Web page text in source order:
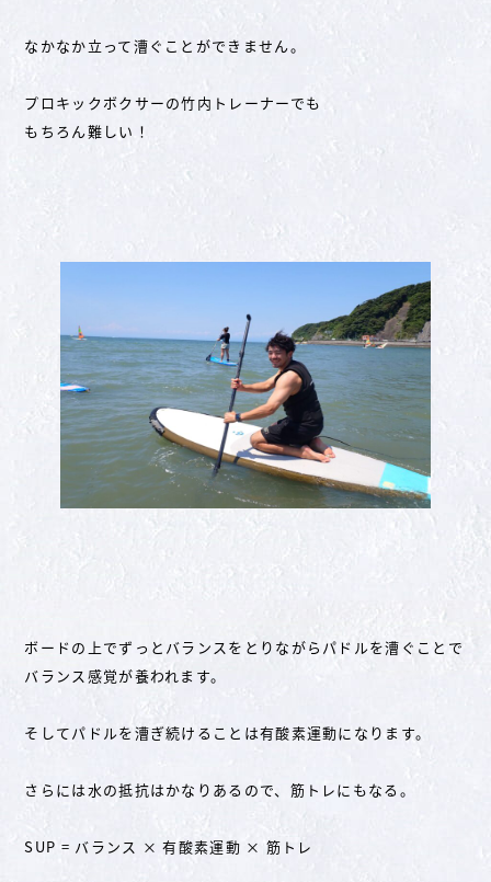
なかなか立って漕ぐことができません。
プロキックボクサーの竹内トレーナーでも
もちろん難しい！
ボードの上でずっとバランスをとりながらパドルを漕ぐことで
バランス感覚が養われます。
そしてパドルを漕ぎ続けることは有酸素運動になります。
さらには水の抵抗はかなりあるので、筋トレにもなる。
SUP = バランス × 有酸素運動 × 筋トレ